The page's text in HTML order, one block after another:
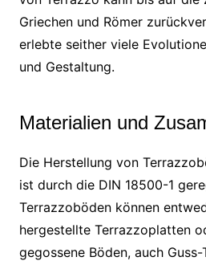
Griechen und Römer
erlebte seither viele
und Gestaltung.
Materialien und
Die Herstellung von
ist durch die DIN 18500-1
Terrazzoböden können
hergestellte Terrazzoplatten
gegossene Böden, auch